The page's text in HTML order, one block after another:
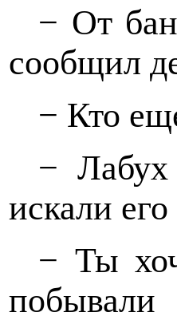
− От
сообщил
− Кто
− Лабух
искали
− Ты